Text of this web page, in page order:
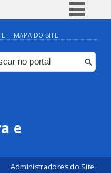
Simplifique!
Comunica BR
Participe
MAPA DO SITE
e
Administradores do Site